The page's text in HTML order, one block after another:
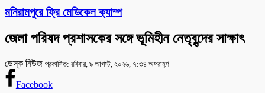
মনিরামপুরে ফ্রি মেডিকেল ক্যাম্প
জেলা পরিষদ প্রশাসকের সঙ্গে ভূমিহীন নেতৃবৃন্দের সাক্ষাৎ
ডেস্ক নিউজ প্রকাশিত: রবিবার, ৯ আগস্ট, ২০২৬, ৭:৩৪ অপরাহ্ণ
Facebook